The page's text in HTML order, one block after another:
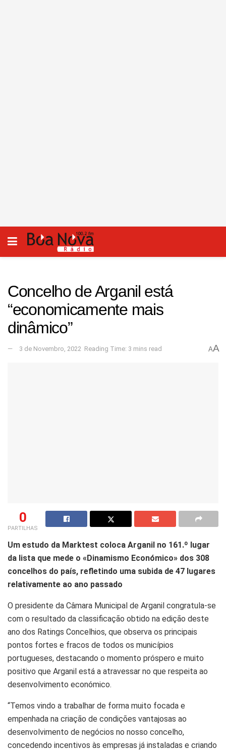
Concelho de Arganil está
“economicamente mais
dinâmico”
3 de Novembro, 2022 Reading Time: 3 mins read AA
0
PARTILHAS
Um estudo da Marktest coloca Arganil no 161.º lugar
da lista que mede o «Dinamismo Económico» dos 308
concelhos do país, refletindo uma subida de 47 lugares
relativamente ao ano passado
O presidente da Câmara Municipal de Arganil congratula-se
com o resultado da classificação obtido na edição deste
ano dos Ratings Concelhios, que observa os principais
pontos fortes e fracos de todos os municípios
portugueses, destacando o momento próspero e muito
positivo que Arganil está a atravessar no que respeita ao
desenvolvimento económico.
“Temos vindo a trabalhar de forma muito focada e
empenhada na criação de condições vantajosas ao
desenvolvimento de negócios no nosso concelho,
concedendo incentivos às empresas já instaladas e criando